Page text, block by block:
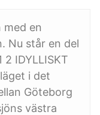
en
Nu står en del
2 IDYLLISKT
i det
Göteborg
västra